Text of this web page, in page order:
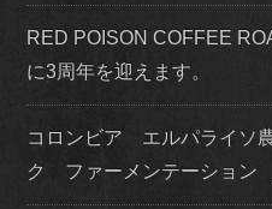
RED POISON COFFEE
に3周年を迎えます。
コロンビア エルパライソ
ク ファーメンテーショ